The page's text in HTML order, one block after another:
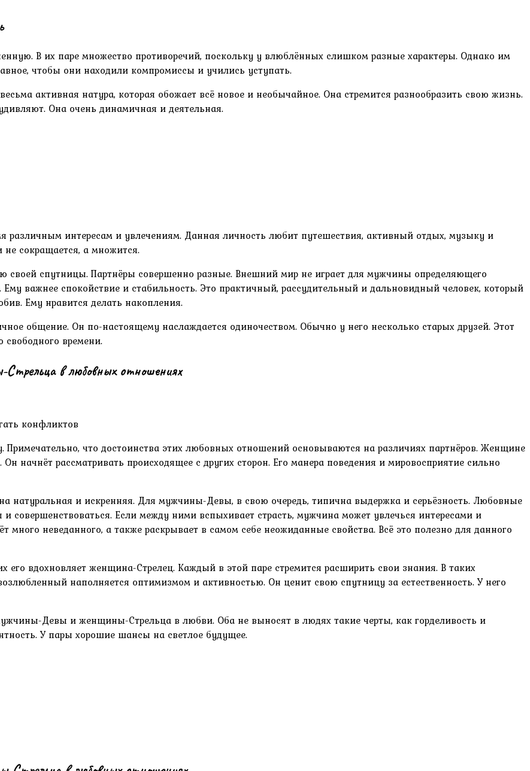
В их паре множество противоречий, поскольку у влюблённых слишком разные характеры. Однако им
чтобы они находили компромиссы и учились уступать.
активная натура, которая обожает всё новое и необычайное. Она стремится разнообразить свою жизнь.
Она очень динамичная и деятельная.
различным интересам и увлечениям. Данная личность любит путешествия, активный отдых, музыку и
сокращается, а множится.
своей спутницы. Партнёры совершенно разные. Внешний мир не играет для мужчины определяющего
важнее спокойствие и стабильность. Это практичный, рассудительный и дальновидный человек, который
Ему нравится делать накопления.
общение. Он по-настоящему наслаждается одиночеством. Обычно у него несколько старых друзей. Этот
времени.
в любовных отношениях
конфликтов
Примечательно, что достоинства этих любовных отношений основываются на различиях партнёров. Женщине
начнёт рассматривать происходящее с других сторон. Его манера поведения и мировосприятие сильно
натуральная и искренняя. Для мужчины-Девы, в свою очередь, типична выдержка и серьёзность. Любовные
совершенствоваться. Если между ними вспыхивает страсть, мужчина может увлечься интересами и
неведанного, а также раскрывает в самом себе неожиданные свойства. Всё это полезно для данного
вдохновляет женщина-Стрелец. Каждый в этой паре стремится расширить свои знания. В таких
наполняется оптимизмом и активностью. Он ценит свою спутницу за естественность. У него
Девы и женщины-Стрельца в любви. Оба не выносят в людях такие черты, как горделивость и
У пары хорошие шансы на светлое будущее.